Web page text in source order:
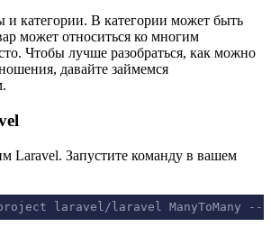
категории. В категории может быть
может относиться ко многим
Чтобы лучше разобраться, как можно
давайте займемся
Laravel. Запустите команду в вашем
project laravel/laravel ManyToMany